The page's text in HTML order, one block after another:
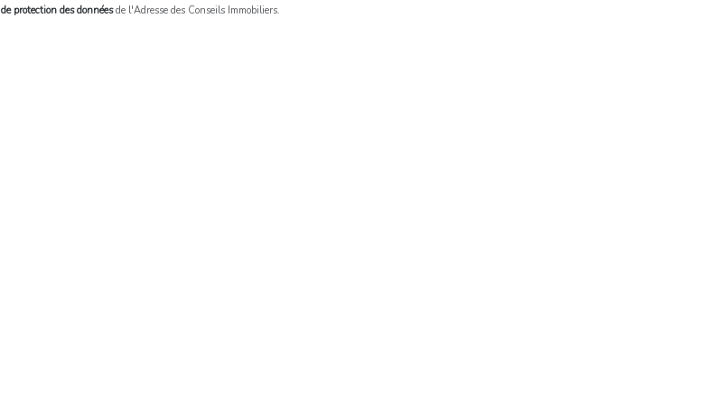
de protection des donnéesde l'Adresse des Conseils Immobiliers.